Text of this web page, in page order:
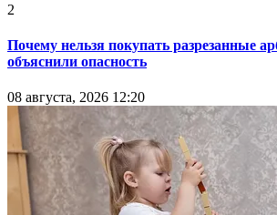
2
Почему нельзя покупать разрезанные
объяснили опасность
08 августа, 2026 12:20